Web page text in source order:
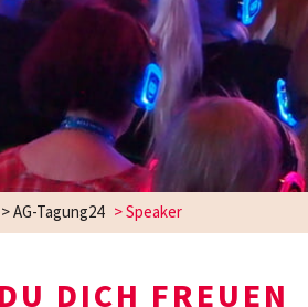
>AG-Tagung24 >Speaker
DICH FREUEN